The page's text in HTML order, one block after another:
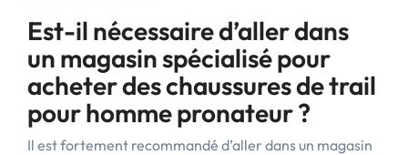
Est-il nécessaire d’aller dans
un magasin spécialisé pour
acheter des chaussures de trail
pour homme pronateur ?
Il est fortement recommandé d’aller dans un magasin